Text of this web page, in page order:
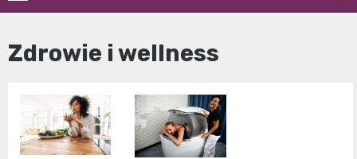
Zdrowie i wellness